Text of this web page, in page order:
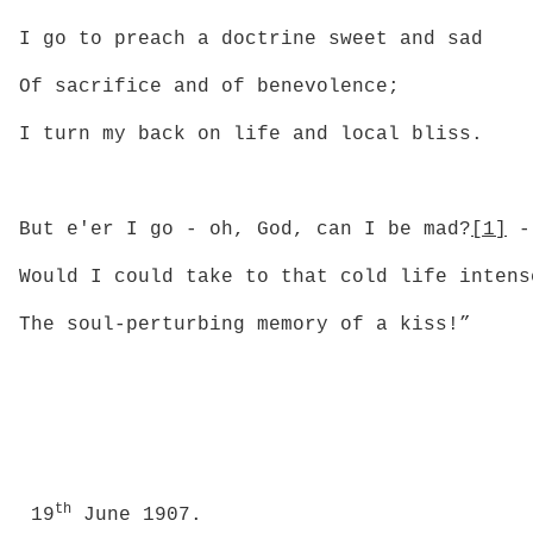
I go to preach a doctrine sweet and sad
Of sacrifice and of benevolence;
I turn my back on life and local bliss.
But e'er I go ‑ oh, God, can I be mad? [1] -
Would I could take to that cold life
The soul-perturbing memory of a kiss!”
19th June 1907.